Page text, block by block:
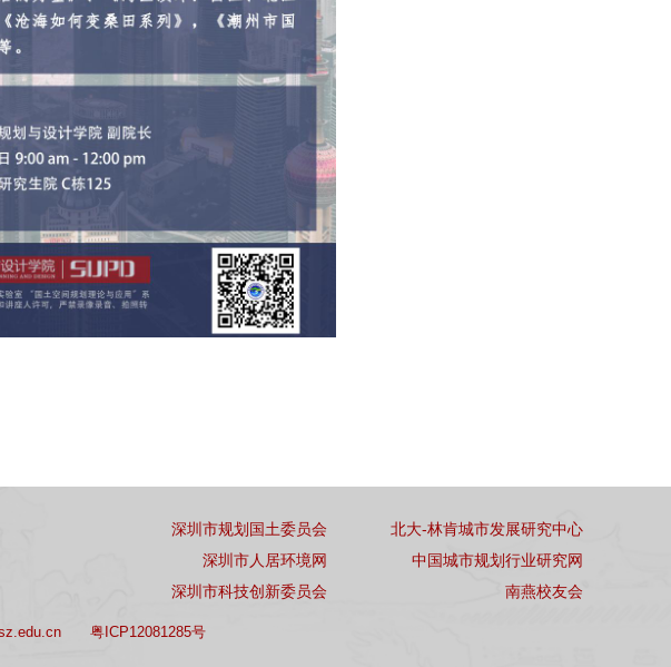
北大-林肯城市发展研究中心
中国城市规划行业研究网
南燕校友会
深圳市规划国土委员会
深圳市人居环境网
深圳市科技创新委员会
粤ICP12081285号